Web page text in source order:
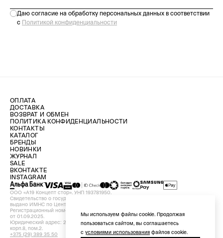
Даю согласие на обработку персональных данных в соответствии
с Политикой конфиденциальности
ООО «А19 Концепт стор». УНП 193781950.
Свидетельство о государственной регистрации №193781950 от 09.08.2024,
выдано ИМНС по Центральному району г. Минска.
Регистрационный номер в Торговом реестре Республики Беларусь №756898
от 01.09.2025.
Юридический адрес: 220029, Республика Беларусь, г. Минск, ул. Красная, д.7,
корп.8, пом.2.
+375 (29) 389 35 50
ОПЛАТА
ДОСТАВКА
ВОЗВРАТ И ОБМЕН
ПОЛИТИКА КОНФИДЕНЦИАЛЬНОСТИ
КОНТАКТЫ
ВКОНТАКТЕ
INSTAGRAM
КАТАЛОГ
БРЕНДЫ
НОВИНКИ
ЖУРНАЛ
SALE
Мы используем файлы cookie. Продолжая
пользоваться сайтом, вы соглашаетесь
с условиями использования файлов cookie.